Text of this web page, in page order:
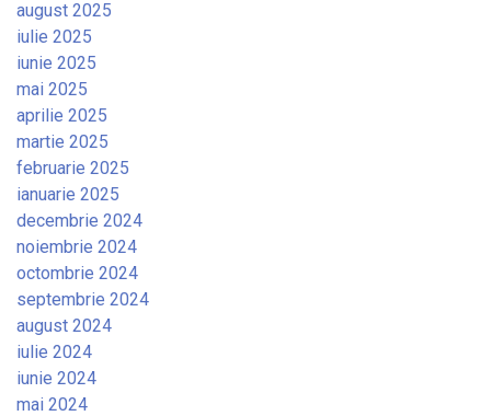
august 2025
iulie 2025
iunie 2025
mai 2025
aprilie 2025
martie 2025
februarie 2025
ianuarie 2025
decembrie 2024
noiembrie 2024
octombrie 2024
septembrie 2024
august 2024
iulie 2024
iunie 2024
mai 2024